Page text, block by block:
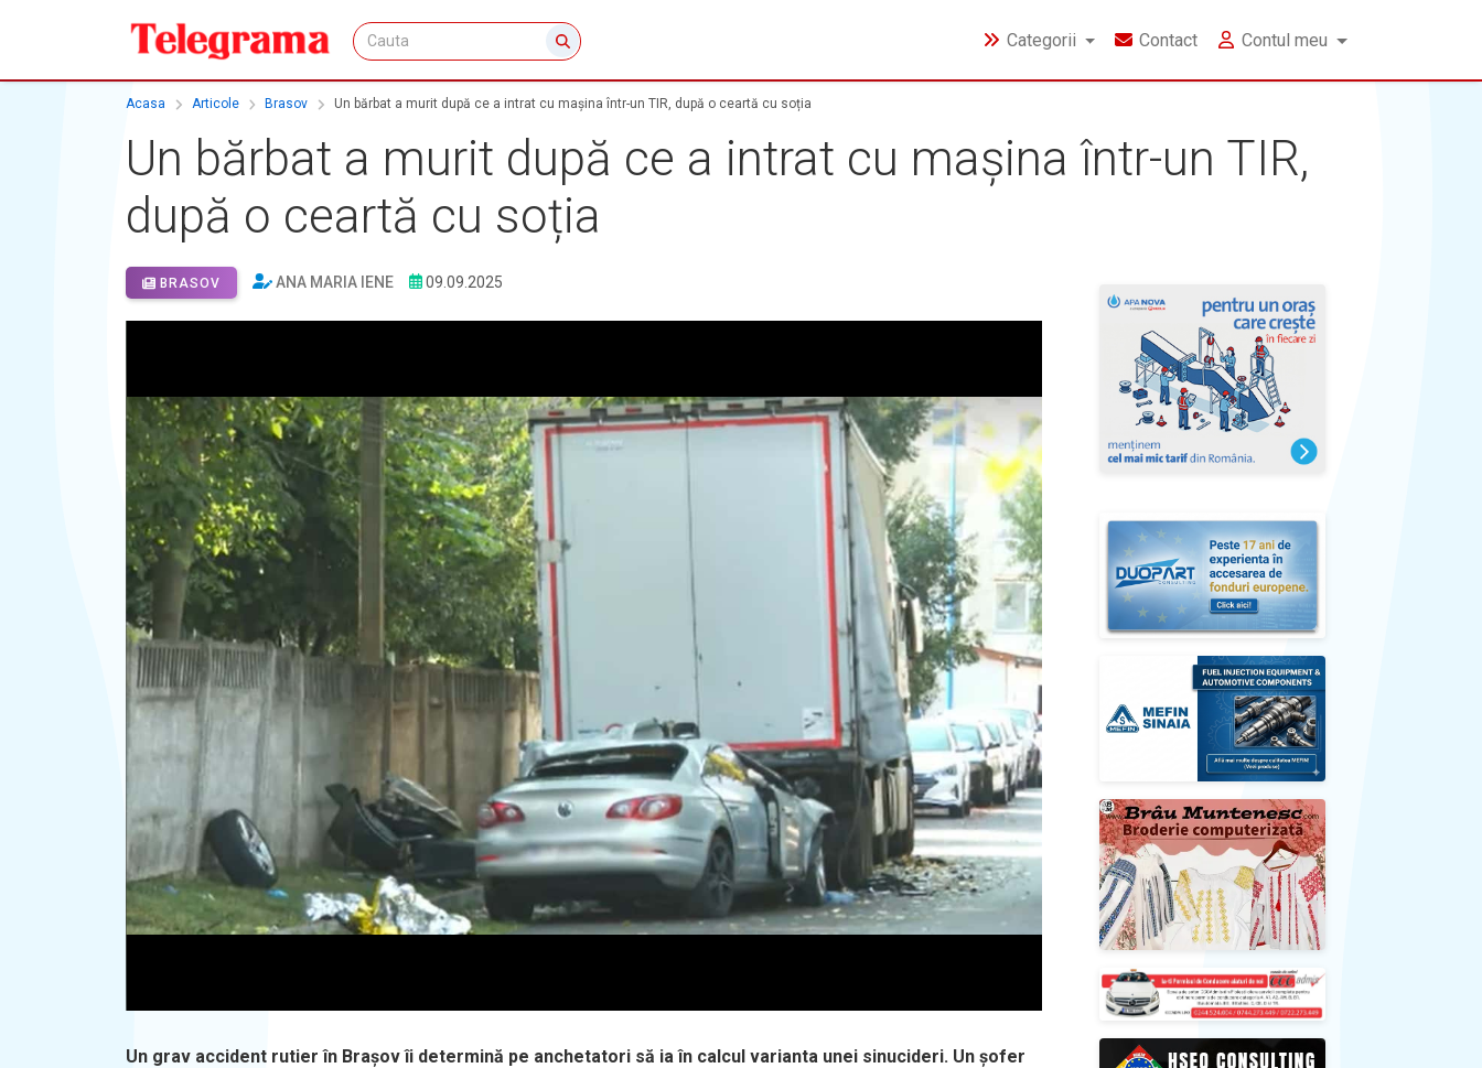
Categorii Contact Contul meu
Acasa Articole Brasov Un bărbat a murit după ce a intrat cu mașina într-un TIR, după o ceartă cu soția
Un bărbat a murit după ce a intrat cu mașina într-un TIR,
după o ceartă cu soția
BRASOV ANA MARIA IENE 09.09.2025
Un grav accident rutier în Brașov îi determină pe anchetatori să ia în calcul varianta unei sinucideri. Un șofer